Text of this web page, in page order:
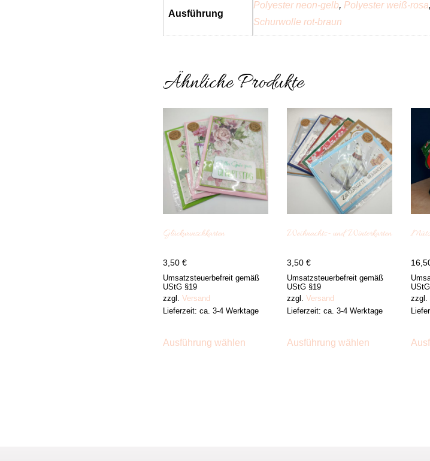
Ausführung
Polyester neon-gelb, Polyester weiß-rosa,
Schurwolle rot-braun
Ähnliche Produkte
Glückwunschkarten
3,50€
Umsatzsteuerbefreit gemäß
UStG §19
zzgl.Versand
Lieferzeit: ca. 3-4 Werktage
Ausführung wählen
Weihnachts- und Winterkarten
3,50 €
Umsatzsteuerbefreit gemäß
UStG §19
zzgl. Versand
Lieferzeit: ca. 3-4 Werktage
Ausführung wählenProdukt
zzgl.